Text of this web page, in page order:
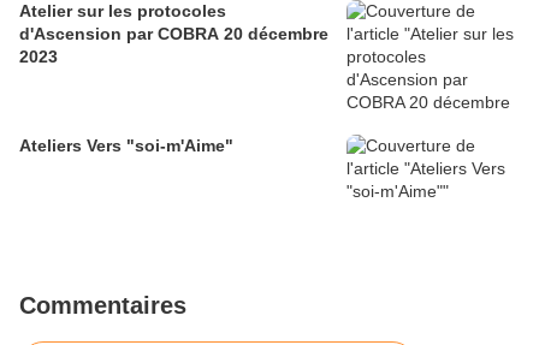
Atelier sur les protocoles
d'Ascension par COBRA 20 décembre
2023
Ateliers Vers "soi-m'Aime"
Commentaires